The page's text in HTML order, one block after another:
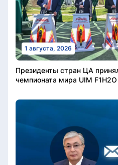
1 августа, 2026
Президенты стран ЦА
чемпионата мира UIM F1H2O